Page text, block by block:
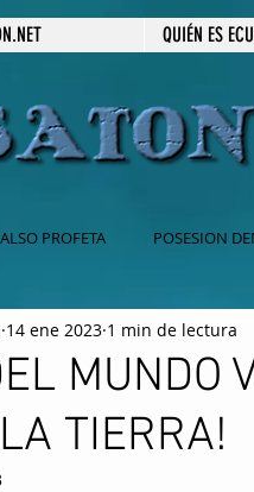
QUIÉN ES
PROFETA POSESION
CATOLICA BABILONIA
ESPIRITISMO SECRETOS
MUNDO
TIERRA!
14 ene 2023 1 min de lectura